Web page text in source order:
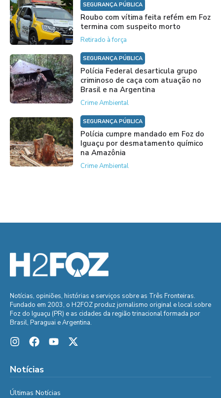
SEGURANÇA PÚBLICA
Roubo com vítima feita refém em Foz
termina com suspeito morto
Retirado à força
SEGURANÇA PÚBLICA
Polícia Federal desarticula grupo
criminoso de caça com atuação no
Brasil e na Argentina
Crime Ambiental
SEGURANÇA PÚBLICA
Polícia cumpre mandado em Foz do
Iguaçu por desmatamento químico
na Amazônia
Crime Ambiental
Notícias, opiniões, histórias e serviços sobre as Três Fronteiras.
Fundado em 2003, o H2FOZ produz jornalismo original e local sobre
Foz do Iguaçu (PR) e as cidades da região trinacional formada por
Brasil, Paraguai e Argentina.
Notícias
Últimas Notícias